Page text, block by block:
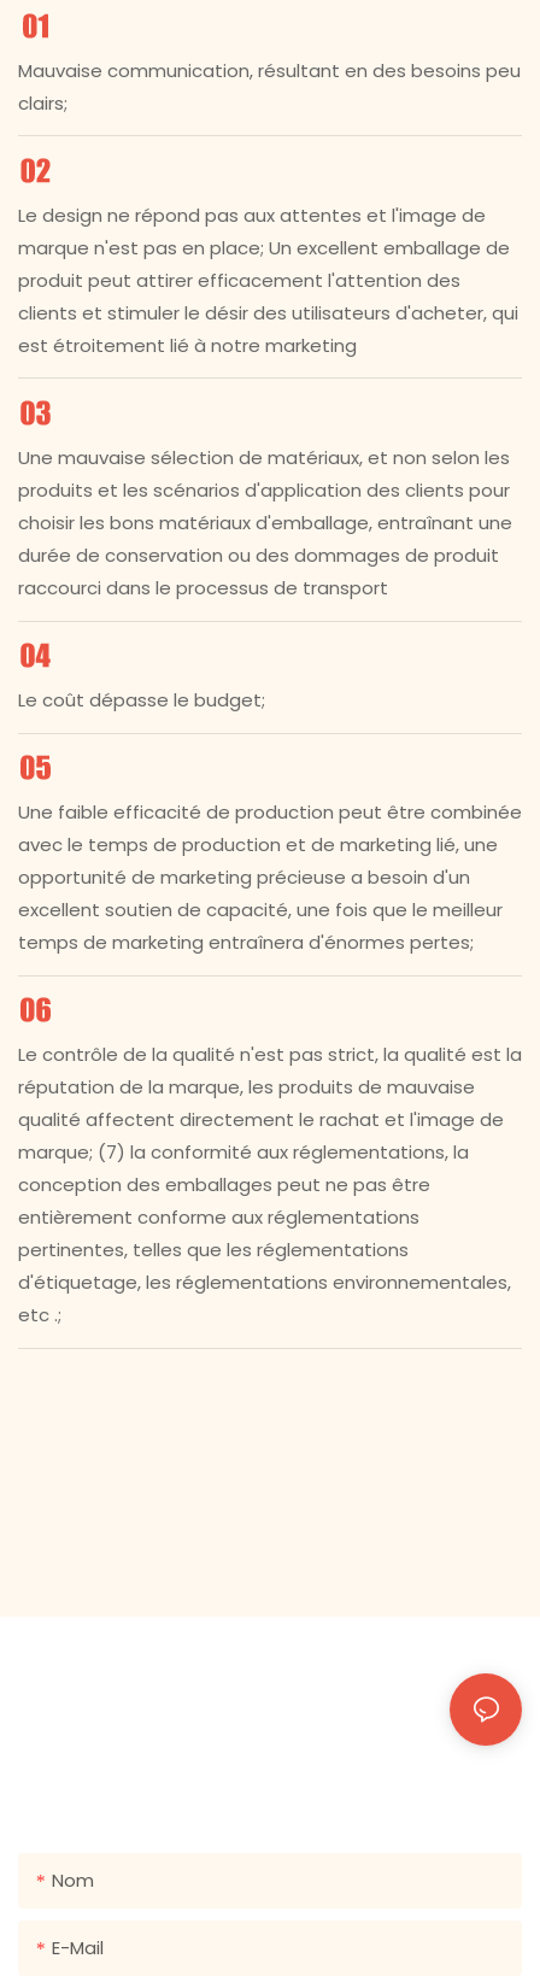
Mauvaise communication, résultant en des besoins peu
clairs;
Le design ne répond pas aux attentes et l'image de
marque n'est pas en place; Un excellent emballage de
produit peut attirer efficacement l'attention des
clients et stimuler le désir des utilisateurs d'acheter, qui
est étroitement lié à notre marketing
Une mauvaise sélection de matériaux, et non selon les
produits et les scénarios d'application des clients pour
choisir les bons matériaux d'emballage, entraînant une
durée de conservation ou des dommages de produit
raccourci dans le processus de transport
Le coût dépasse le budget;
Une faible efficacité de production peut être combinée
avec le temps de production et de marketing lié, une
opportunité de marketing précieuse a besoin d'un
excellent soutien de capacité, une fois que le meilleur
temps de marketing entraînera d'énormes pertes;
Le contrôle de la qualité n'est pas strict, la qualité est la
réputation de la marque, les produits de mauvaise
qualité affectent directement le rachat et l'image de
marque; (7) la conformité aux réglementations, la
conception des emballages peut ne pas être
entièrement conforme aux réglementations
pertinentes, telles que les réglementations
d'étiquetage, les réglementations environnementales,
etc .;
CONTACTEZ-NOUS AVEC NOUS
Laissez simplement votre e-mail ou votre numéro de
téléphone dans le formulaire de contact afin que nous
Nom
E-Mail